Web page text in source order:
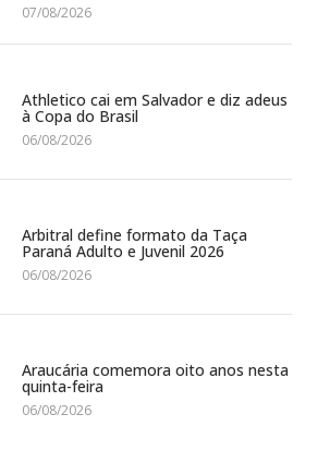
07/08/2026
Athletico cai em Salvador e diz adeus
à Copa do Brasil
06/08/2026
Arbitral define formato da Taça
Paraná Adulto e Juvenil 2026
06/08/2026
Araucária comemora oito anos nesta
quinta-feira
06/08/2026